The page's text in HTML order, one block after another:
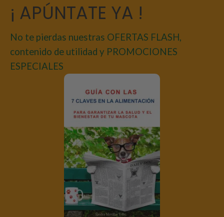
¡ APÚNTATE YA !
No te pierdas nuestras OFERTAS FLASH,
contenido de utilidad y PROMOCIONES
ESPECIALES